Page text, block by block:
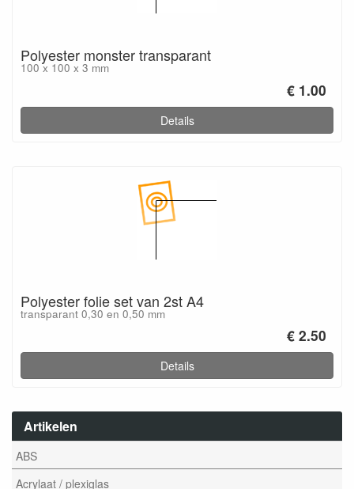
Artikelen
ABS
Acrylaat / plexiglas
Polyester monster transparant
100 x 100 x 3 mm
€ 1.00
Details
Polyester folie set van 2st A4
transparant 0,30 en 0,50 mm
€ 2.50
Details